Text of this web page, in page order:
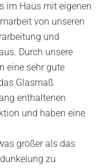
im Haus mit eigenen
von unseren
und
Durch unsere
eine sehr gute
Glasmaß
enthaltenen
und haben eine
größer als das
zu